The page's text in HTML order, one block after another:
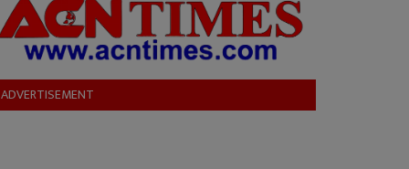
ADVERTISEMENT